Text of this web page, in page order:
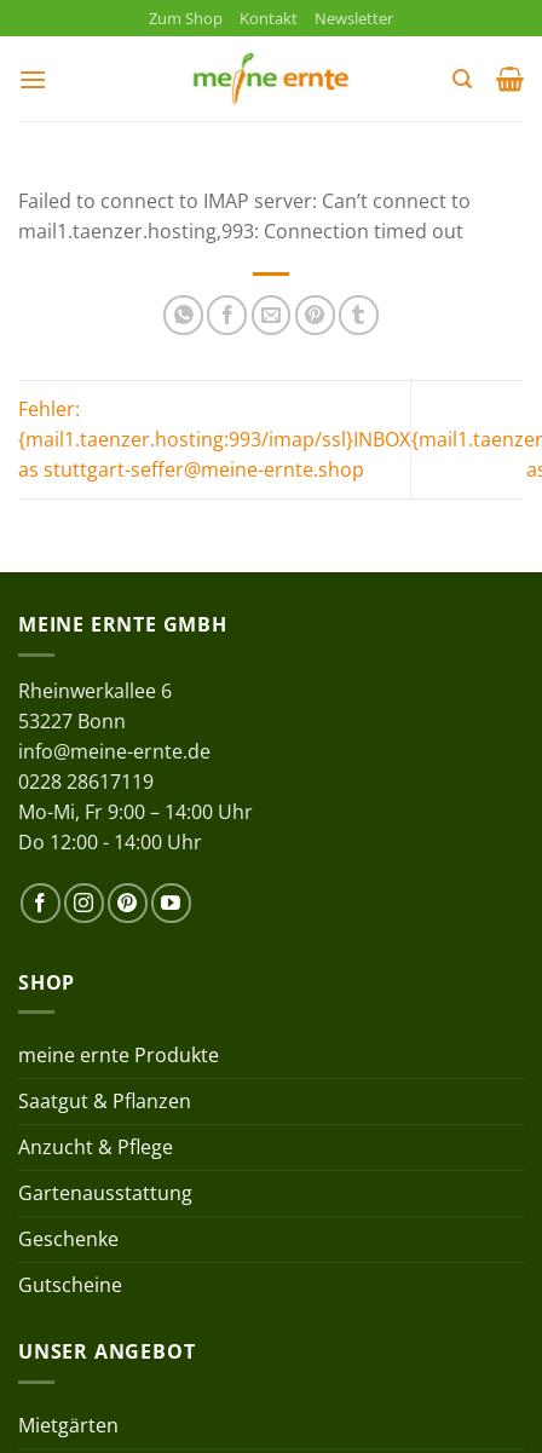
Inhalt
springen
Zum Shop Kontakt Newsletter
Failed to connect to IMAP server: Can’t connect to
mail1.taenzer.hosting,993: Connection timed out
Fehler:
{mail1.taenzer.hosting:993/imap/ssl}INBOX
as stuttgart-seffer@meine-ernte.shop
MEINE ERNTE GMBH
Rheinwerkallee 6
53227 Bonn
info@meine-ernte.de
0228 28617119
Mo-Mi, Fr 9:00 – 14:00 Uhr
Do 12:00 - 14:00 Uhr
SHOP
meine ernte Produkte
Saatgut & Pflanzen
Anzucht & Pflege
Gartenausstattung
Geschenke
Gutscheine
UNSER ANGEBOT
Mietgärten